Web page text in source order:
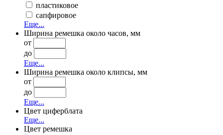
пластиковое
сапфировое
Еще...
Ширина ремешка около часов, мм
от
до
Еще...
Ширина ремешка около клипсы, мм
от
до
Еще...
Цвет циферблата
Еще...
Цвет ремешка